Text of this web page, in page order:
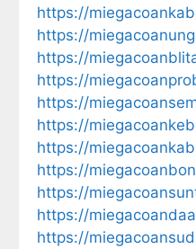
https://
https://
https://
https://
https://
https://
https://
https://
https://
https://
https://